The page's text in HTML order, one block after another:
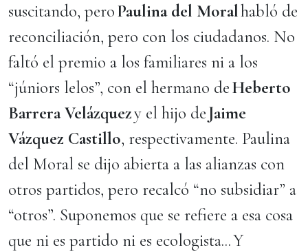
suscitando, peroPaulina del Moralhabló de
reconciliación, pero con los ciudadanos. No
faltó el premio a los familiares ni a los
“júniors lelos”, con el hermano deHeberto
Barrera Velázquezy el hijo deJaime
Vázquez Castillo, respectivamente. Paulina
del Moral se dijo abierta a las alianzas con
otros partidos, pero recalcó “no subsidiar” a
“otros”. Suponemos que se refiere a esa cosa
que ni es partido ni es ecologista... Y